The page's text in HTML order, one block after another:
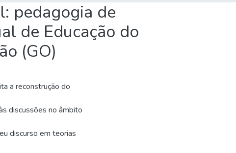
pedagogia de
de Educação do
(GO)
a reconstrução do
discussões no âmbito
discurso em teorias